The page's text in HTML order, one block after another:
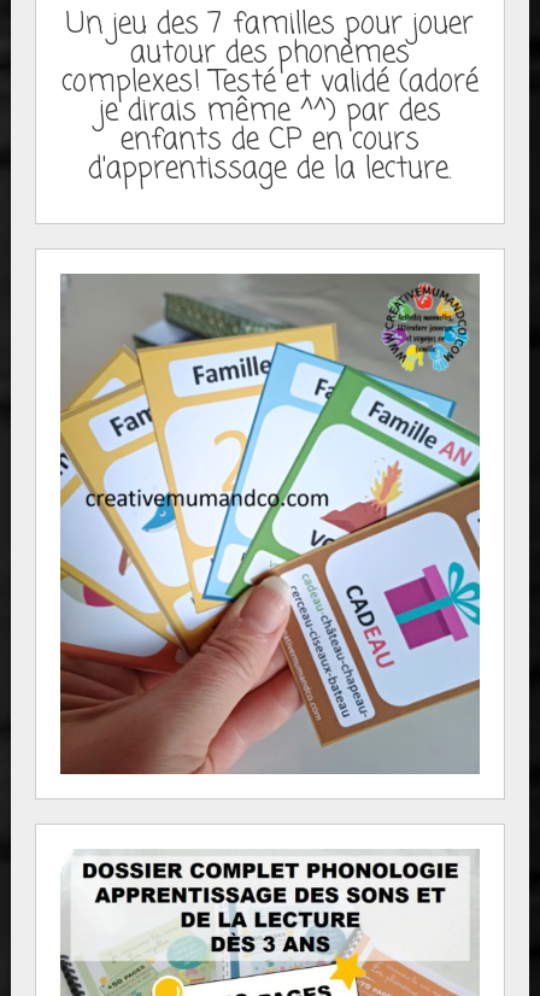
Un jeu des 7 familles pour jouer
autour des phonèmes
complexes! Testé et validé (adoré
je dirais même ^^) par des
enfants de CP en cours
d'apprentissage de la lecture.